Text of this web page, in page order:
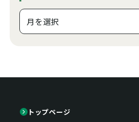
トップページ